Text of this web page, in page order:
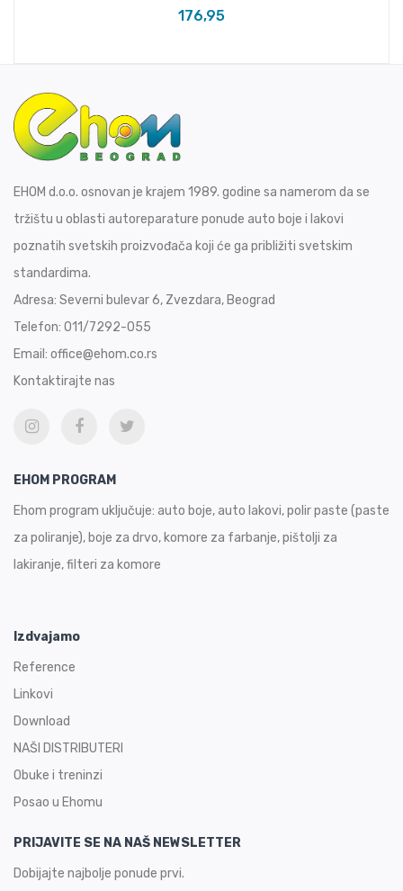
176,95
EHOM d.o.o. osnovan je krajem 1989. godine sa namerom da se
tržištu u oblasti autoreparature ponude auto boje i lakovi
poznatih svetskih proizvođača koji će ga približiti svetskim
standardima.
Adresa: Severni bulevar 6, Zvezdara, Beograd
Telefon: 011/7292-055
Email: office@ehom.co.rs
Kontaktirajte nas
EHOM PROGRAM
Ehom program uključuje: auto boje, auto lakovi, polir paste (paste
za poliranje), boje za drvo, komore za farbanje, pištolji za
lakiranje, filteri za komore
Izdvajamo
Reference
Linkovi
Download
NAŠI DISTRIBUTERI
Obuke i treninzi
Posao u Ehomu
PRIJAVITE SE NA NAŠ NEWSLETTER
Dobijajte najbolje ponude prvi.